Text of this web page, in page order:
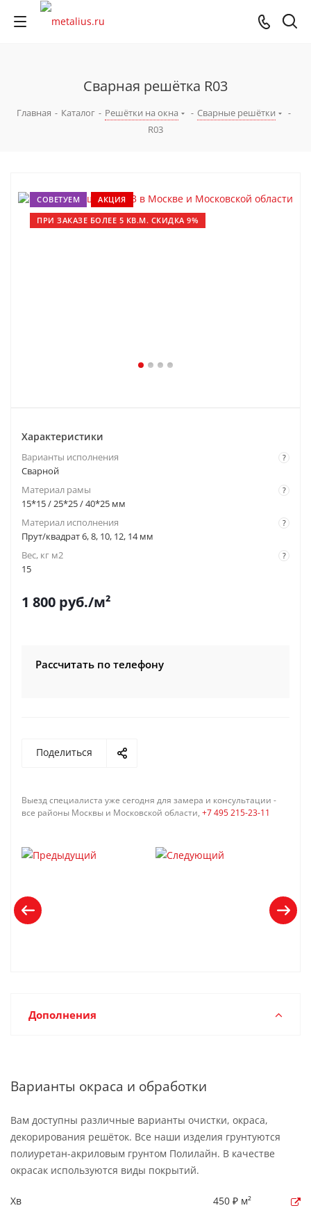
Сварная решётка R03
Главная - Каталог - Решётки на окна - Сварные решётки
-
R03
СОВЕТУЕМ
АКЦИЯ
ПРИ ЗАКАЗЕ БОЛЕЕ 5 КВ.М. СКИДКА 9%
Характеристики
?
Варианты исполнения
Сварной
?
Материал рамы
15*15 / 25*25 / 40*25 мм
?
Материал исполнения
Прут/квадрат 6, 8, 10, 12, 14 мм
?
Вес, кг м2
15
1 800 руб./м²
Рассчитать по телефону
Поделиться
Выезд специалиста уже сегодня для замера и консультации -
все районы Москвы и Московской области, +7 495 215-23-11
Дополнения
Варианты окраса и обработки
Вам доступны различные варианты очистки, окраса,
декорирования решёток. Все наши изделия грунтуются
полиуретан-акриловым грунтом Полилайн. В качестве
окрасак используются виды покрытий.
Хв
450 ₽ м²